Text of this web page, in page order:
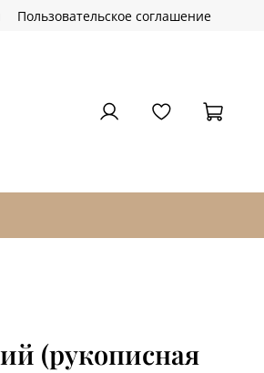
Пользовательское соглашение
(рукописная